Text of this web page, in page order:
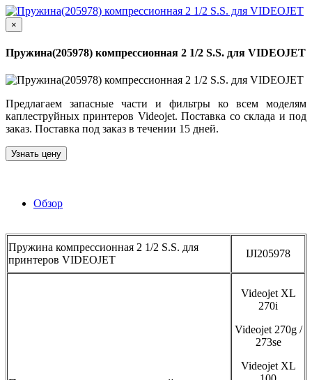
×
Пружина(205978) компрессионная 2 1/2 S.S. для VIDEOJET
Предлагаем запасные части и фильтры ко всем моделям
каплеструйных принтеров Videojet. Поставка со склада и под
заказ. Поставка под заказ в течении 15 дней.
Узнать цену
Обзор
Пружина компрессионная 2 1/2 S.S. для
принтеров VIDEOJET
IJI205978
Videojet XL
270i
Videojet 270g /
273se
Videojet XL